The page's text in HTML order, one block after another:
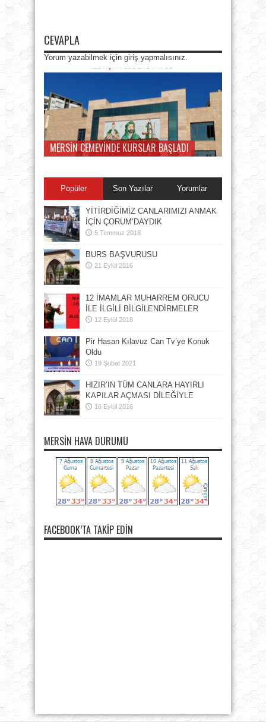
CEVAPLA
Yorum yazabilmek için giriş yapmalısınız.
MERSİN CEMEVİNDE KURSLAR BAŞLADI
Popüler Son Yazılar Yorumlar
YİTİRDİĞİMİZ CANLARIMIZI ANMAK
İÇİN ÇORUM’DAYDIK
5 Temmuz 2018
BURS BAŞVURUSU
21 Eylül 2016
12 İMAMLAR MUHARREM ORUCU
İLE İLGİLİ BİLGİLENDİRMELER
12 Eylül 2018
Pir Hasan Kılavuz Can Tv’ye Konuk
Oldu
19 Şubat 2021
HIZIR’IN TÜM CANLARA HAYIRLI
KAPILAR AÇMASI DİLEĞİYLE
16 Eylül 2016
MERSIN HAVA DURUMU
FACEBOOK’TA TAKIP EDIN